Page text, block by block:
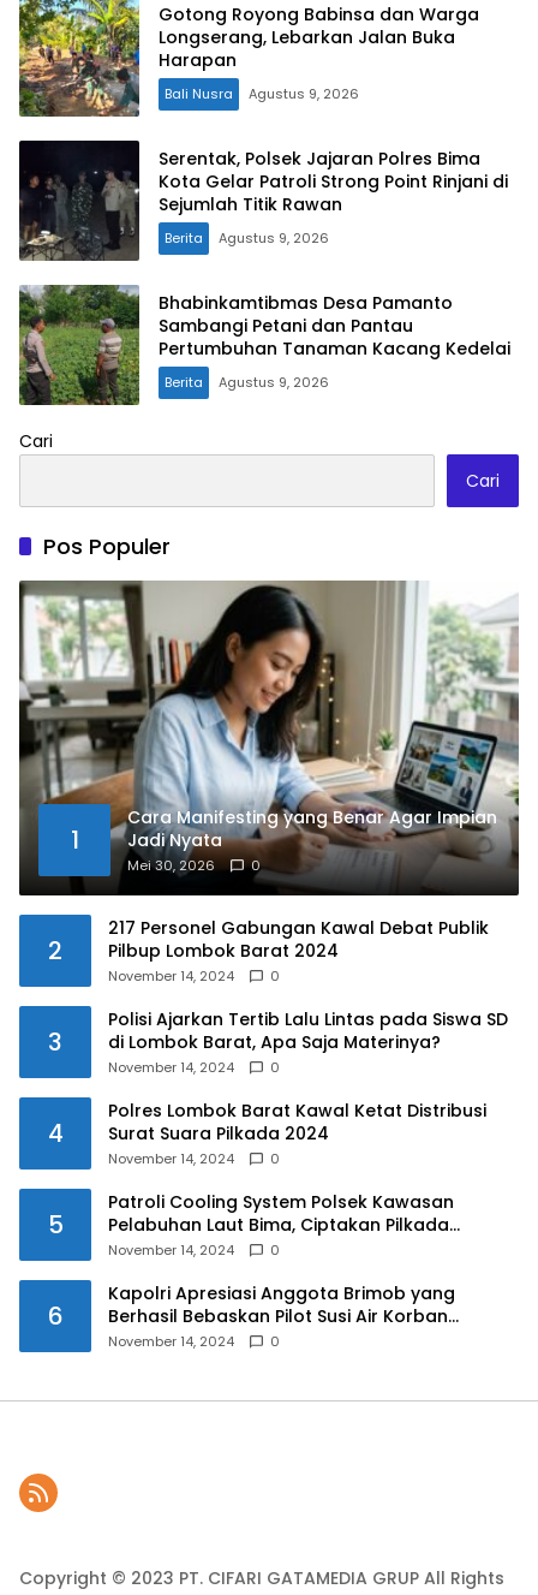
Gotong Royong Babinsa dan Warga
Longserang, Lebarkan Jalan Buka
Harapan
Bali Nusra Agustus 9, 2026
Serentak, Polsek Jajaran Polres Bima
Kota Gelar Patroli Strong Point Rinjani di
Sejumlah Titik Rawan
Berita Agustus 9, 2026
Bhabinkamtibmas Desa Pamanto
Sambangi Petani dan Pantau
Pertumbuhan Tanaman Kacang Kedelai
Berita Agustus 9, 2026
Cari
Cari
Pos Populer
1
Cara Manifesting yang Benar Agar Impian
Jadi Nyata
Mei 30, 2026 0
2
217 Personel Gabungan Kawal Debat Publik
Pilbup Lombok Barat 2024
November 14, 2024 0
3
Polisi Ajarkan Tertib Lalu Lintas pada Siswa SD
di Lombok Barat, Apa Saja Materinya?
November 14, 2024 0
4
Polres Lombok Barat Kawal Ketat Distribusi
Surat Suara Pilkada 2024
November 14, 2024 0
5
Patroli Cooling System Polsek Kawasan
Pelabuhan Laut Bima, Ciptakan Pilkada
Serentak 2024 yang Aman dan Damai
November 14, 2024 0
6
Kapolri Apresiasi Anggota Brimob yang
Berhasil Bebaskan Pilot Susi Air Korban
Penyanderaan KKB
November 14, 2024 0
Copyright © 2023 PT. CIFARI GATAMEDIA GRUP All Rights